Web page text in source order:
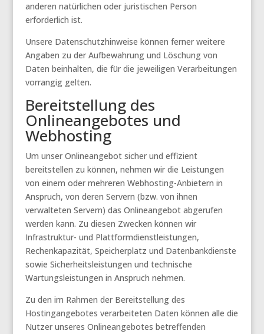
anderen natürlichen oder juristischen Person
erforderlich ist.
Unsere Datenschutzhinweise können ferner weitere
Angaben zu der Aufbewahrung und Löschung von
Daten beinhalten, die für die jeweiligen Verarbeitungen
vorrangig gelten.
Bereitstellung des
Onlineangebotes und
Webhosting
Um unser Onlineangebot sicher und effizient
bereitstellen zu können, nehmen wir die Leistungen
von einem oder mehreren Webhosting-Anbietern in
Anspruch, von deren Servern (bzw. von ihnen
verwalteten Servern) das Onlineangebot abgerufen
werden kann. Zu diesen Zwecken können wir
Infrastruktur- und Plattformdienstleistungen,
Rechenkapazität, Speicherplatz und Datenbankdienste
sowie Sicherheitsleistungen und technische
Wartungsleistungen in Anspruch nehmen.
Zu den im Rahmen der Bereitstellung des
Hostingangebotes verarbeiteten Daten können alle die
Nutzer unseres Onlineangebotes betreffenden